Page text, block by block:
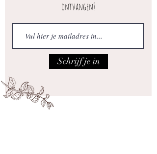
ontvangen?
Schrijf je in